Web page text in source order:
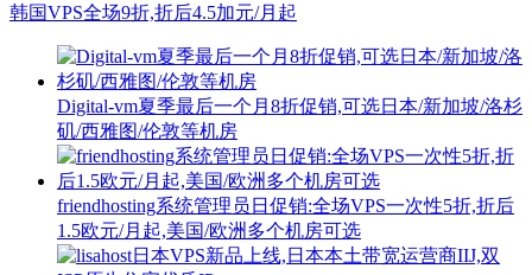
韩国VPS全场9折,折后4.5加元/月起
Digital-vm夏季最后一个月8折促销,可选日本/新加坡/洛杉
矶/西雅图/伦敦等机房
friendhosting系统管理员日促销:全场VPS一次性5折,折后
1.5欧元/月起,美国/欧洲多个机房可选